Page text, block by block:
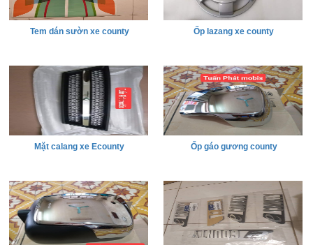
Tem dán sườn xe county Ốp lazang xe county
Mặt calang xe Ecounty Ốp gáo gương county